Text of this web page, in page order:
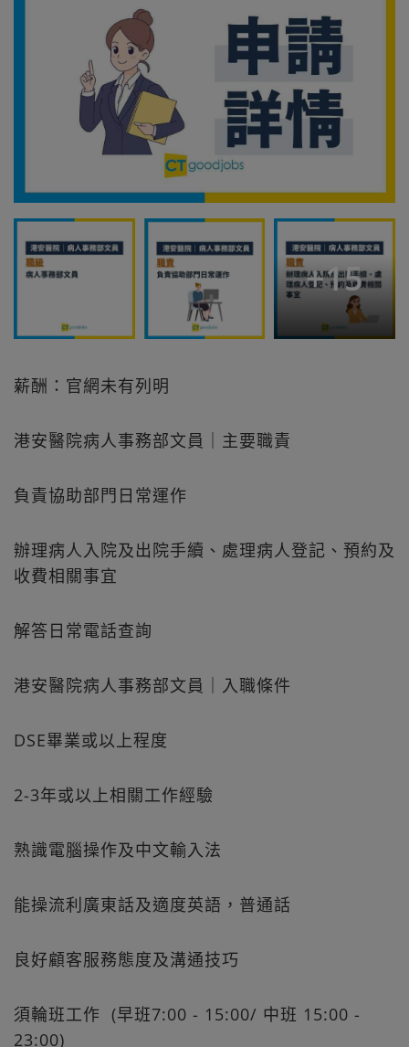
+15
薪酬：官網未有列明
港安醫院病人事務部文員｜主要職責
負責協助部門日常運作
辦理病人入院及出院手續、處理病人登記、預約及
收費相關事宜
解答日常電話查詢
港安醫院病人事務部文員｜入職條件
DSE畢業或以上程度
2-3年或以上相關工作經驗
熟識電腦操作及中文輸入法
能操流利廣東話及適度英語，普通話
良好顧客服務態度及溝通技巧
須輪班工作 (早班7:00 - 15:00/ 中班 15:00 -
23:00)